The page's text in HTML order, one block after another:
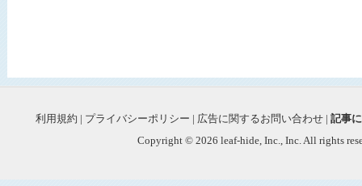
利用規約 | プライバシーポリシー | 広告に関するお問い合わせ | 記事
Copyright © 2026 leaf-hide, Inc., Inc. All rights